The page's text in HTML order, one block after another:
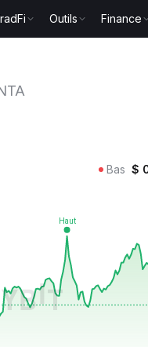
Outils Finance
Bas $